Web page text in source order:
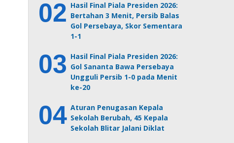
Hasil Final Piala Presiden 2026:
Bertahan 3 Menit, Persib Balas
Gol Persebaya, Skor Sementara
1-1
Hasil Final Piala Presiden 2026:
Gol Sananta Bawa Persebaya
Ungguli Persib 1-0 pada Menit
ke-20
Aturan Penugasan Kepala
Sekolah Berubah, 45 Kepala
Sekolah Blitar Jalani Diklat